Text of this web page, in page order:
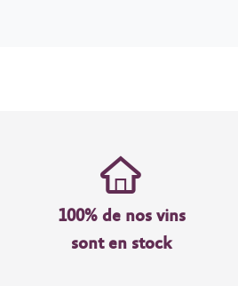
100% de nos vins
sont en stock